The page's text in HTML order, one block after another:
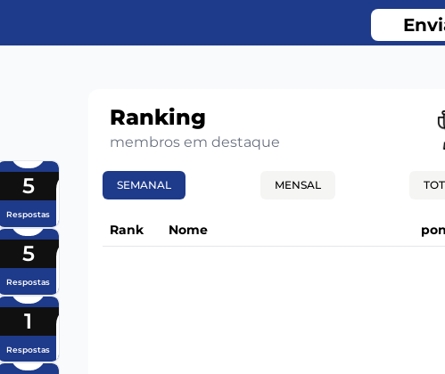
5
Respostas
5
Respostas
1
Respostas
Ranking
membros em destaque
SEMANAL MENSAL
Rank Nome